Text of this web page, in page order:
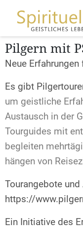
Pilgern mit
Neue Erfahrungen
Es gibt
um geistliche
Austausch in der
Tourguides mit
begleiten
hängen von
Tourangebote
https://
Ein Initiative des